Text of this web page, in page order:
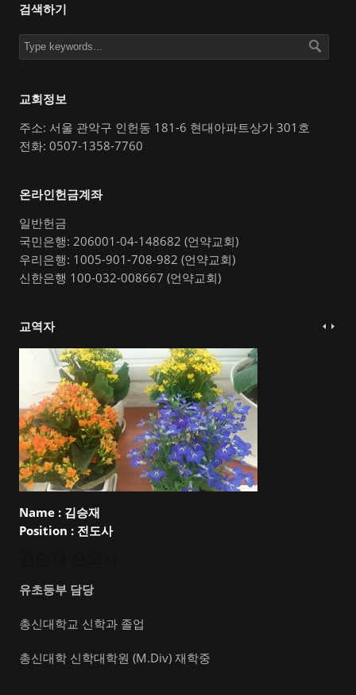
검색하기
교회정보
주소: 서울 관악구 인헌동 181-6 현대아파트상가 301호
전화: 0507-1358-7760
온라인헌금계좌
일반헌금
국민은행: 206001-04-148682 (언약교회)
우리은행: 1005-901-708-982 (언약교회)
신한은행 100-032-008667 (언약교회)
교역자
Name : 김승재
Position : 전도사
유초등부 담당
총신대학교 신학과 졸업
총신대학 신학대학원 (M.Div) 재학중